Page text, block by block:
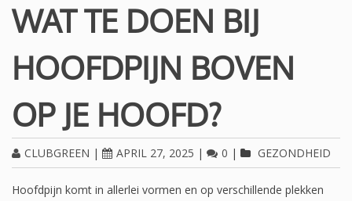
WAT TE DOEN BIJ
HOOFDPIJN BOVEN
OP JE HOOFD?
CLUBGREEN | APRIL 27, 2025 | 0 | GEZONDHEID
Hoofdpijn komt in allerlei vormen en op verschillende plekken